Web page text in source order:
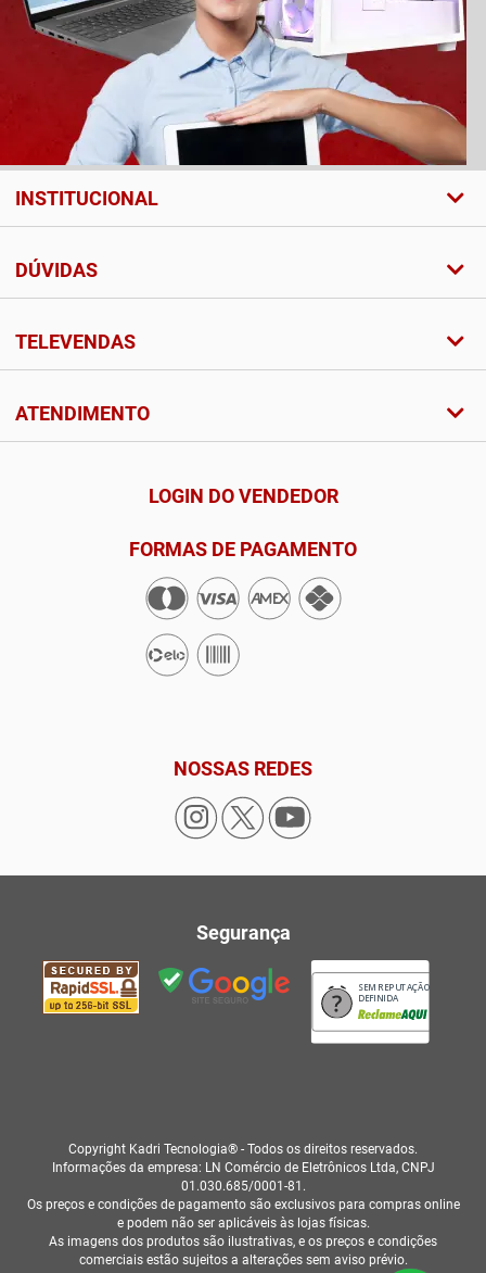
INSTITUCIONAL
DÚVIDAS
TELEVENDAS
ATENDIMENTO
LOGIN DO VENDEDOR
FORMAS DE PAGAMENTO
NOSSAS REDES
Segurança
SEM REPUTAÇÃO
DEFINIDA
Copyright Kadri Tecnologia® - Todos os direitos reservados.
Informações da empresa: LN Comércio de Eletrônicos Ltda, CNPJ
01.030.685/0001-81.
Os preços e condições de pagamento são exclusivos para compras online
e podem não ser aplicáveis às lojas físicas.
As imagens dos produtos são ilustrativas, e os preços e condições
comerciais estão sujeitos a alterações sem aviso prévio.